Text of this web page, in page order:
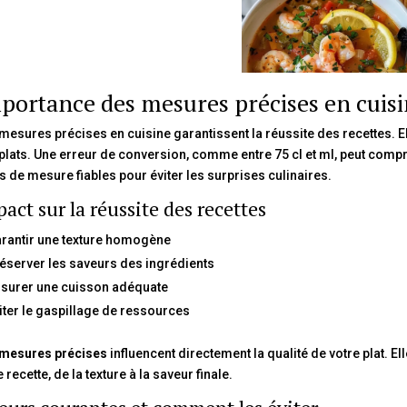
des mesures précises en
précises en cuisine garantissent la réussite des recettes.
Une erreur de conversion, comme entre 75 cl et ml, peut
de mesure fiables pour éviter les surprises culinaires.
sur la réussite des recettes
une texture homogène
les saveurs des ingrédients
une cuisson adéquate
le gaspillage de ressources
précises influencent directement la qualité de votre plat.
recette, de la texture à la saveur finale.